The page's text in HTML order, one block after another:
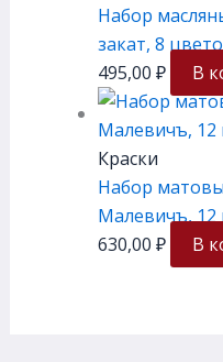
Набор
закат, 8
495,00 ₽ В
Краски
Набор
Малевичъ, 12
630,00 ₽ В